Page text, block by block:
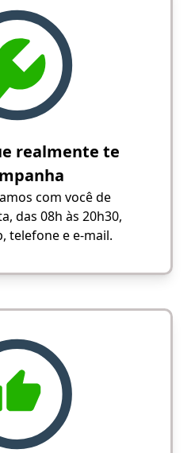
realmente te
com você de
das 08h às 20h30,
telefone e e-mail.